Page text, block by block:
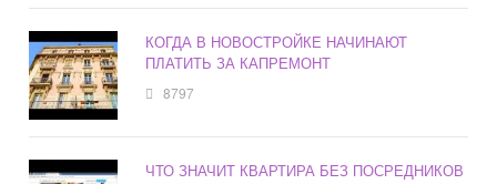
КОГДА В НОВОСТРОЙКЕ НАЧИНАЮТ
ПЛАТИТЬ ЗА КАПРЕМОНТ
8797
ЧТО ЗНАЧИТ КВАРТИРА БЕЗ ПОСРЕДНИКОВ